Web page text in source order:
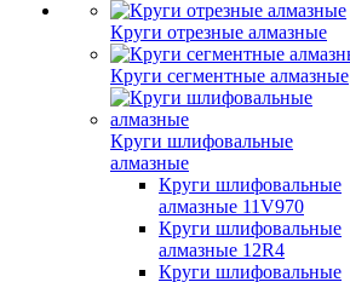
Круги отрезные алмазные
Круги сегментные алмазные
Круги шлифовальные
алмазные
Круги шлифовальные
алмазные 11V970
Круги шлифовальные
алмазные 12R4
Круги шлифовальные